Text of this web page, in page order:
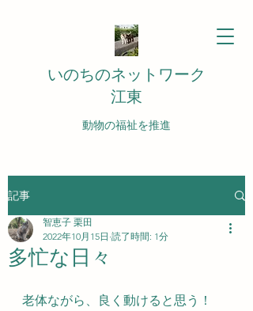
いのちのネットワーク
江東
動物の福祉を推進
記事
多忙な日々
智恵子 栗田
2022年10月15日 読了時間: 1分
老体ながら、良く動けると思う！